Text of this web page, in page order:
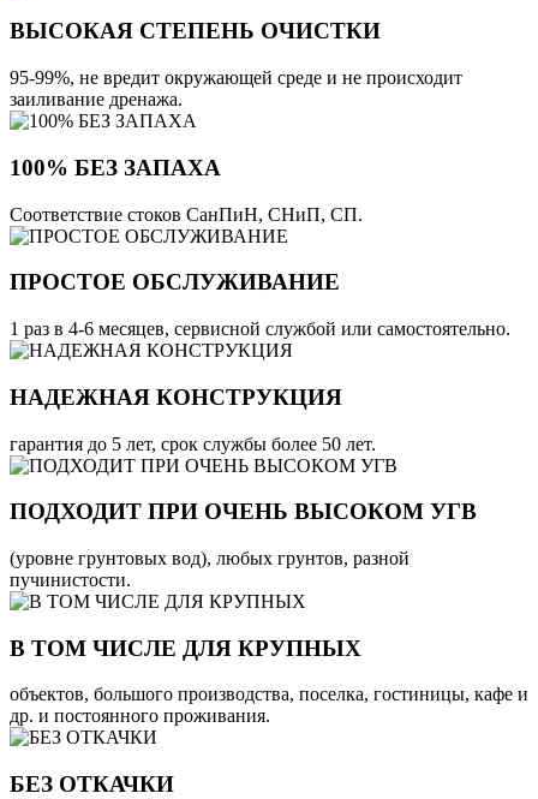
ВЫСОКАЯ СТЕПЕНЬ ОЧИСТКИ
95-99%, не вредит окружающей среде и не происходит
заиливание дренажа.
100% БЕЗ ЗАПАХА
Соответствие стоков СанПиН, СНиП, СП.
ПРОСТОЕ ОБСЛУЖИВАНИЕ
1 раз в 4-6 месяцев, сервисной службой или самостоятельно.
НАДЕЖНАЯ КОНСТРУКЦИЯ
гарантия до 5 лет, срок службы более 50 лет.
ПОДХОДИТ ПРИ ОЧЕНЬ ВЫСОКОМ УГВ
(уровне грунтовых вод), любых грунтов, разной
пучинистости.
В ТОМ ЧИСЛЕ ДЛЯ КРУПНЫХ
объектов, большого производства, поселка, гостиницы, кафе и
др. и постоянного проживания.
БЕЗ ОТКАЧКИ